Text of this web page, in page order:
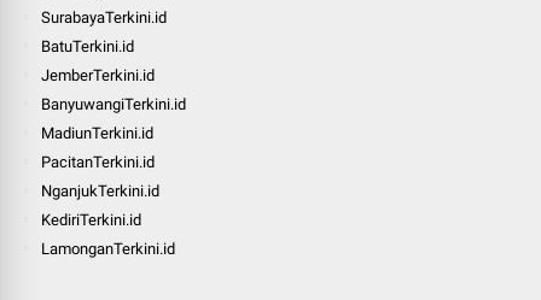
SurabayaTerkini.id
BatuTerkini.id
JemberTerkini.id
BanyuwangiTerkini.id
MadiunTerkini.id
PacitanTerkini.id
NganjukTerkini.id
KediriTerkini.id
LamonganTerkini.id